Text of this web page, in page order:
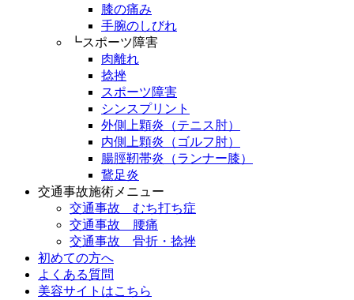
膝の痛み
手腕のしびれ
┗スポーツ障害
肉離れ
捻挫
スポーツ障害
シンスプリント
外側上顆炎（テニス肘）
内側上顆炎（ゴルフ肘）
腸脛靭帯炎（ランナー膝）
鵞足炎
交通事故施術メニュー
交通事故 むち打ち症
交通事故 腰痛
交通事故 骨折・捻挫
初めての方へ
よくある質問
美容サイトはこちら